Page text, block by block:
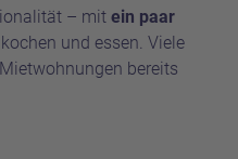
– mit ein paar
und essen. Viele
bereits